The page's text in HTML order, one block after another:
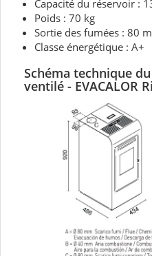
Capacité du réservoir :
Poids : 70 kg
Sortie des fumées : 80
Classe énergétique : A+
Schéma technique
ventilé - EVACALOR